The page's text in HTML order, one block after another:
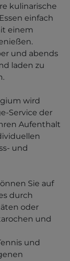
kulinarische
einfach
einem
und abends
laden zu
wird
Service der
Aufenthalt
und
Sie auf
durch
oder
und
und